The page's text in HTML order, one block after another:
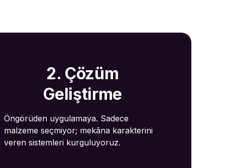
2. Çözüm
Geliştirme
Öngörüden uygulamaya. Sadece
malzeme seçmiyor; mekâna karakterini
veren sistemleri kurguluyoruz.